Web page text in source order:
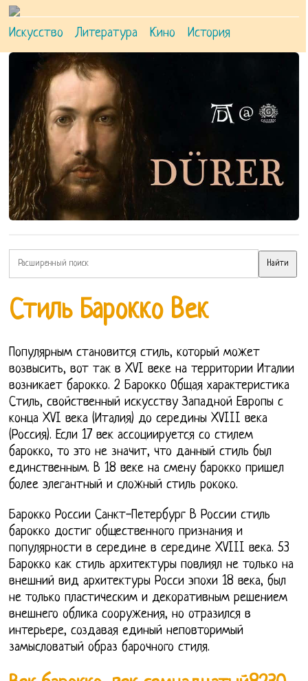
Искусство Литература Кино История
Стиль Барокко Век
Популярным становится стиль, который может
возвысить, вот так в XVI веке на территории Италии
возникает барокко. 2 Барокко Общая характеристика
Стиль, свойственный искусству Западной Европы с
конца XVI века (Италия) до середины XVIII века
(Россия). Если 17 век ассоциируется со стилем
барокко, то это не значит, что данный стиль был
единственным. В 18 веке на смену барокко пришел
более элегантный и сложный стиль рококо.
Барокко России Санкт-Петербург В России стиль
барокко достиг общественного признания и
популярности в середине в середине XVIII века. 53
Барокко как стиль архитектуры повлиял не только на
внешний вид архитектуры Росси эпохи 18 века, был
не только пластическим и декоративным решением
внешнего облика сооружения, но отразился в
интерьере, создавая единый неповторимый
замысловатый образ барочного стиля.